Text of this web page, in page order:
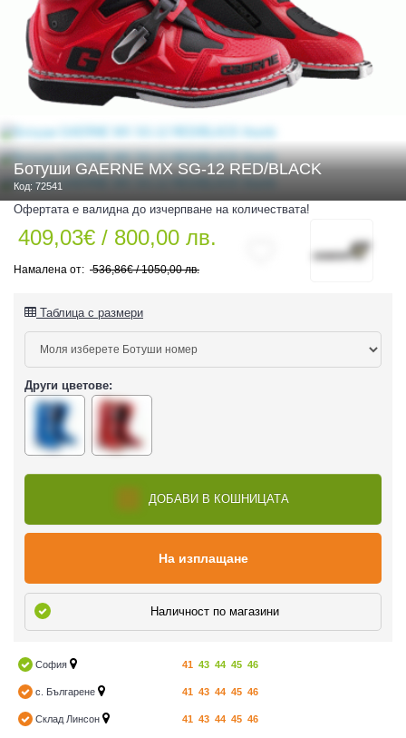
ЕКИПИРОВКА
Ботуши GAERNE MX SG-12 RED/BLACK
Код: 72541
Офертата е валидна до изчерпване на количествата!
409,03€ / 800,00 лв.
536,86€ / 1050,00 лв.
Таблица с размери
Други цветове:
ДОБАВИ В КОШНИЦАТА
На изплащане
Наличност по магазини
София 41 43 44 45 46
с. Българене 41 43 44 45 46
Склад Линсон 41 43 44 45 46